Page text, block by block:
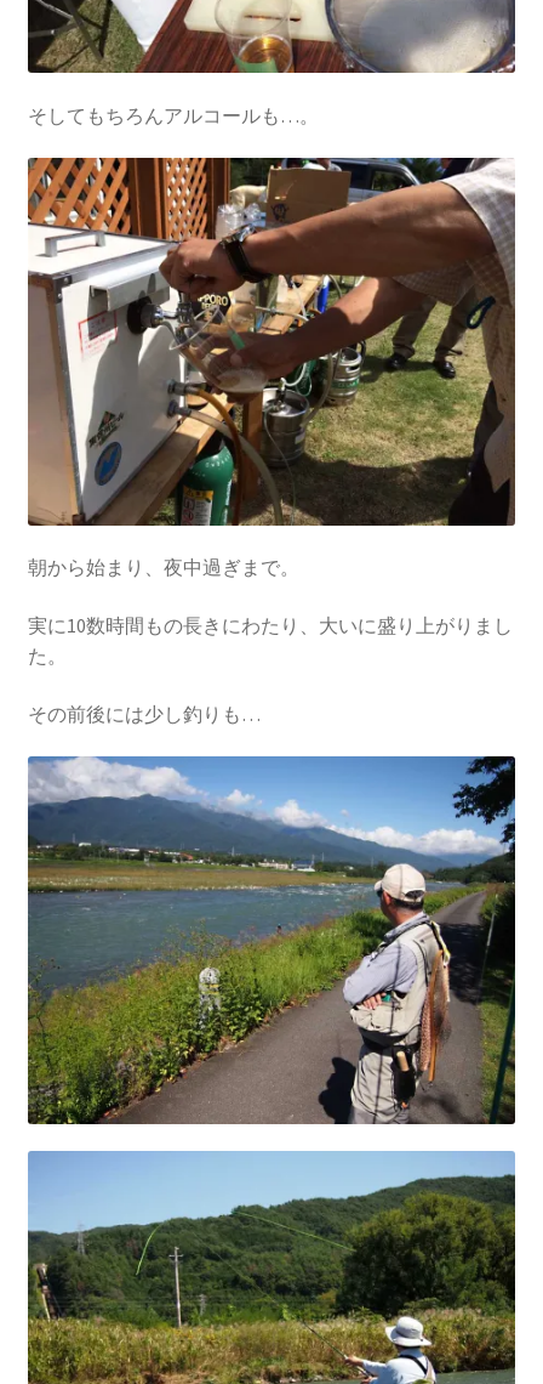
そしてもちろんアルコールも…。
朝から始まり、夜中過ぎまで。
実に10数時間もの長きにわたり、大いに盛り上がりまし
た。
その前後には少し釣りも…